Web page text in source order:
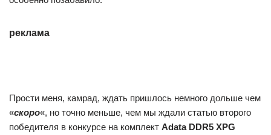
реклама
Прости меня, камрад, ждать пришлось немного дольше чем
«скоро«, но точно меньше, чем мы ждали статью второго
победителя в конкурсе на комплект Adata DDR5 XPG